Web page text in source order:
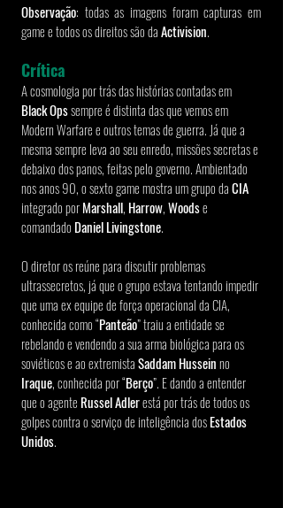
Observação: todas as imagens foram capturas em
game e todos os direitos são da Activision.
Crítica
A cosmologia por trás das histórias contadas em
Black Ops sempre é distinta das que vemos em
Modern Warfare e outros temas de guerra. Já que a
mesma sempre leva ao seu enredo, missões secretas e
debaixo dos panos, feitas pelo governo. Ambientado
nos anos 90, o sexto game mostra um grupo da CIA
integrado por Marshall, Harrow, Woods e
comandado Daniel Livingstone.
O diretor os reúne para discutir problemas
ultrassecretos, já que o grupo estava tentando impedir
que uma ex equipe de força operacional da CIA,
conhecida como “Panteão” traiu a entidade se
rebelando e vendendo a sua arma biológica para os
soviéticos e ao extremista Saddam Hussein no
Iraque, conhecida por “Berço”. E dando a entender
que o agente Russel Adler está por trás de todos os
golpes contra o serviço de inteligência dos Estados
Unidos.